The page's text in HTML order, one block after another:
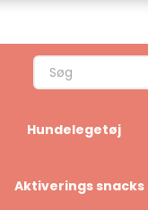
Hundelegetøj
Aktiverings snacks